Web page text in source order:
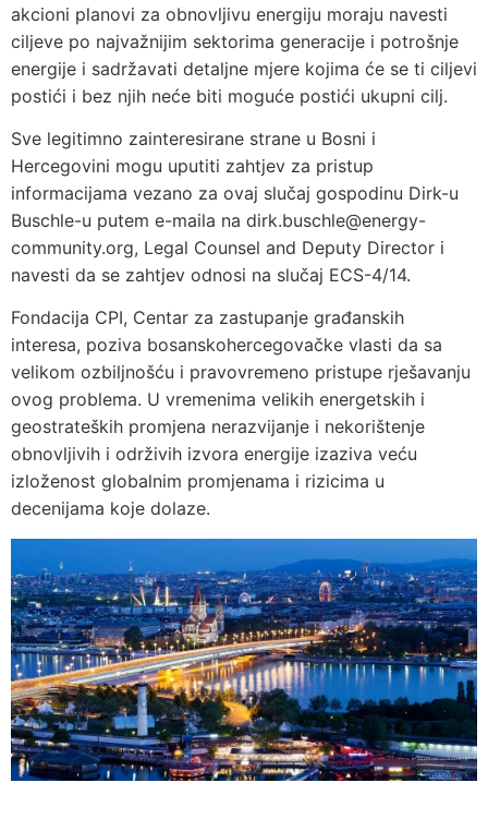
akcioni planovi za obnovljivu energiju moraju navesti
ciljeve po najvažnijim sektorima generacije i potrošnje
energije i sadržavati detaljne mjere kojima će se ti ciljevi
postići i bez njih neće biti moguće postići ukupni cilj.
Sve legitimno zainteresirane strane u Bosni i
Hercegovini mogu uputiti zahtjev za pristup
informacijama vezano za ovaj slučaj gospodinu Dirk-u
Buschle-u putem e-maila na dirk.buschle@energy-
community.org, Legal Counsel and Deputy Director i
navesti da se zahtjev odnosi na slučaj ECS-4/14.
Fondacija CPI, Centar za zastupanje građanskih
interesa, poziva bosanskohercegovačke vlasti da sa
velikom ozbiljnošću i pravovremeno pristupe rješavanju
ovog problema. U vremenima velikih energetskih i
geostrateških promjena nerazvijanje i nekorištenje
obnovljivih i održivih izvora energije izaziva veću
izloženost globalnim promjenama i rizicima u
decenijama koje dolaze.